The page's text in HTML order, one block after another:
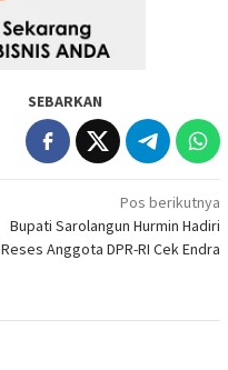
SEBARKAN
Pos berikutnya
Bupati Sarolangun Hurmin Hadiri
Reses Anggota DPR-RI Cek Endra